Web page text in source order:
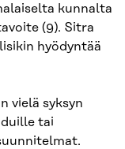
kunnalta
(9). Sitra
hyödyntää
vielä syksyn
tai